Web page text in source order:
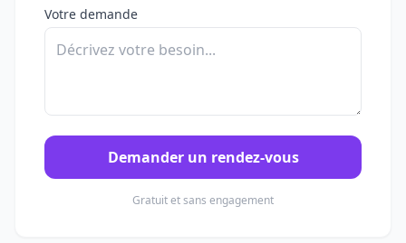
Votre demande
Demander un rendez-vous
Gratuit et sans engagement